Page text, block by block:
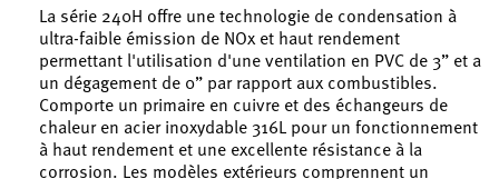
La série 240H offre une technologie de condensation à
ultra-faible émission de NOx et haut rendement
permettant l'utilisation d'une ventilation en PVC de 3” et a
un dégagement de 0” par rapport aux combustibles.
Comporte un primaire en cuivre et des échangeurs de
chaleur en acier inoxydable 316L pour un fonctionnement
à haut rendement et une excellente résistance à la
corrosion. Les modèles extérieurs comprennent un